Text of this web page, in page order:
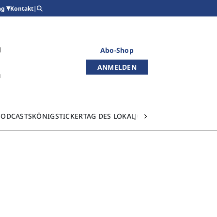
Kontakt|
Abo-Shop
ANMELDEN
KÖNIGSTICKERTAG DES LOKALJOURNALISMUS